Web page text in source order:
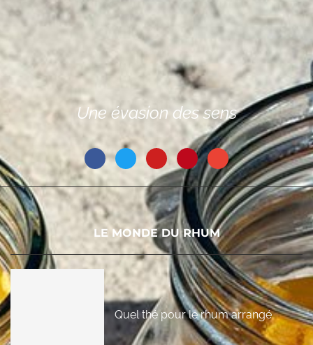
Une évasion des sens
LE MONDE DU RHUM
Quel thé pour le rhum arrangé